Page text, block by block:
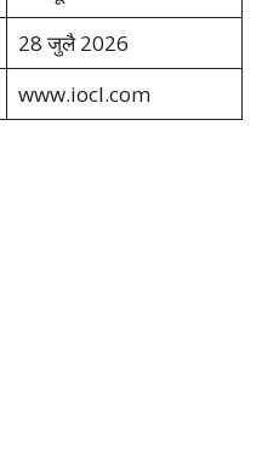
28 जुलै 2026
www.iocl.com